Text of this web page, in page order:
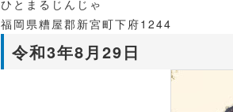
ひとまるじんじゃ
福岡県糟屋郡新宮町下府1244
令和3年8月29日